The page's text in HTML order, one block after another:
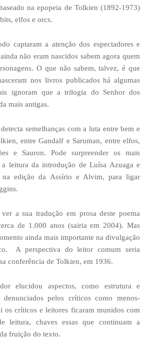
na epopeia de Tolkien (1892-1973)
elfos e orcs.
captaram a atenção dos espectadores e
não eram nascidos sabem agora quem
O que não sabem, talvez, é que
nos livros publicados há algumas
ignoram que a trilogia do Senhor dos
mais antigas.
semelhanças com a luta entre bem e
entre Gandalf e Saruman, entre elfos,
e Sauron. Pode surpreender os mais
a leitura da introdução de Luísa Azuaga e
na edição da Assírio e Alvim, para ligar
a sua tradução em prosa deste poema
de 1.000 anos (sairia em 2004). Mas
ainda mais importante na divulgação
A perspectiva do leitor comum seria
conferência de Tolkien, em 1936.
elucidou aspectos, como estrutura e
denunciados pelos críticos como menos-
os críticos e leitores ficaram munidos com
leitura, chaves essas que continuam a
fruição do texto.